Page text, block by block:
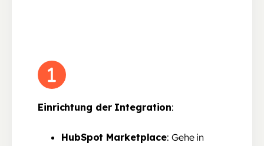
Einrichtung der Integration:
HubSpot Marketplace: Gehe in